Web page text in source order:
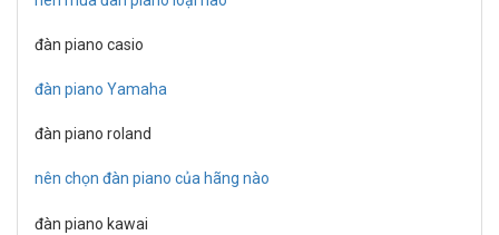
đàn piano casio
đàn piano Yamaha
đàn piano roland
nên chọn đàn piano của hãng nào
đàn piano kawai